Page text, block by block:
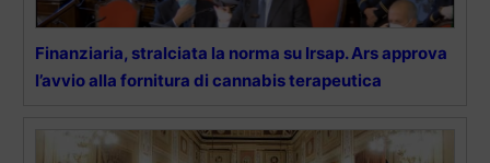
Finanziaria, stralciata la norma su Irsap. Ars approva
l’avvio alla fornitura di cannabis terapeutica